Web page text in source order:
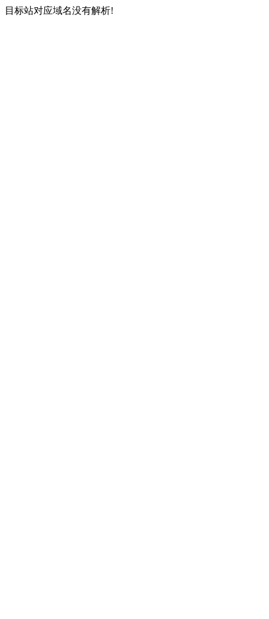
目标站对应域名没有解析!